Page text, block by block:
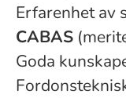
Erfarenhet av
CABAS
Goda